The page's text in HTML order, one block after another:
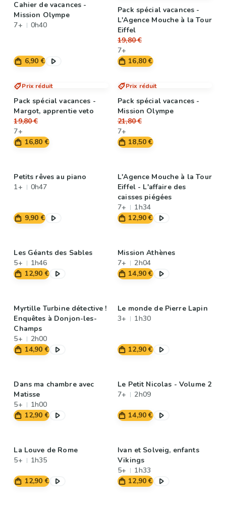
Cahier de vacances -
Mission Olympe
7+
0h40
6,90 €
Pack spécial vacances -
L'Agence Mouche à la Tour
Eiffel
19,80 €
7+
16,80 €
Prix réduit
Pack spécial vacances -
Margot, apprentie veto
19,80 €
7+
16,80 €
Prix réduit
Pack spécial vacances -
Mission Olympe
21,80 €
7+
18,50 €
Petits rêves au piano
1+
0h47
9,90 €
L'Agence Mouche à la Tour
Eiffel - L'affaire des
caisses piégées
7+
1h34
12,90 €
Les Géants des Sables
5+
1h46
12,90 €
Mission Athènes
7+
2h04
14,90 €
Myrtille Turbine détective !
Enquêtes à Donjon-les-
Champs
5+
2h00
14,90 €
Le monde de Pierre Lapin
3+
1h30
12,90 €
Dans ma chambre avec
Matisse
5+
1h00
12,90 €
Le Petit Nicolas - Volume 2
7+
2h09
14,90 €
La Louve de Rome
5+
1h35
12,90 €
Ivan et Solveig, enfants
Vikings
5+
1h33
12,90 €